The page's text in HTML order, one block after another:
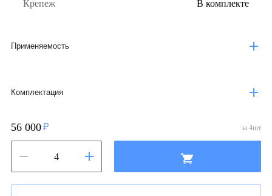
Крепеж В комплекте
Применяемость
Комплектация
56 000 за 4шт